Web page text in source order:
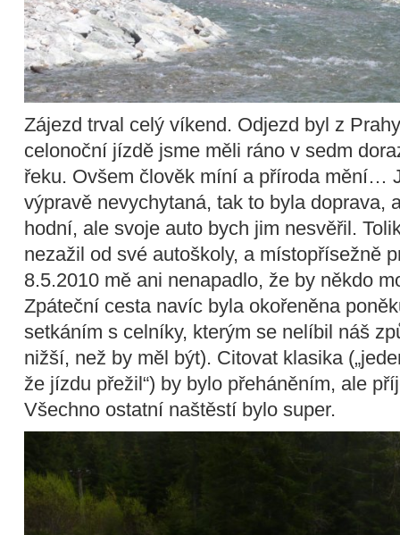
Zájezd trval celý víkend. Odjezd byl z
celonoční jízdě jsme měli ráno v sedm
řeku. Ovšem člověk míní a příroda mění…
výpravě nevychytaná, tak to byla doprava,
hodní, ale svoje auto bych jim nesvěřil.
nezažil od své autoškoly, a místopřísežně
8.5.2010 mě ani nenapadlo, že by někdo
Zpáteční cesta navíc byla okořeněna
setkáním s celníky, kterým se nelíbil náš
nižší, než by měl být). Citovat klasika
že jízdu přežil“) by bylo přeháněním, ale
Všechno ostatní naštěstí bylo super.